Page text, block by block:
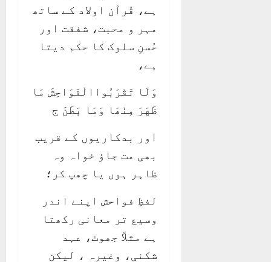
ہے، قُرآن اولاد کے ساتھ
مہر و محبت، شفقت اور
حُسنِ سلوک کا حکم دیتا
ہے،
وَلَا تَقْرَبُواالْفَوَاحِشَ مَا
ظَهَرَ مِنْھَا وَمَا بَطَنَ ج
اور بدکاریوں کے قریب
بھی مت جاؤ خواہ وہ
ظاہر ہوں یا چھپ کر؛
لفظِ فواحش اپنے اندر
وسیع تر معانی رکھتا
ہے مثلاً جھوٹ، عہد
شکنی، وغیرہ ، لیکن